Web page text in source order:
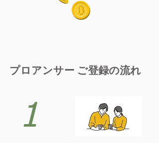
プロアンサー ご登録の流れ
1